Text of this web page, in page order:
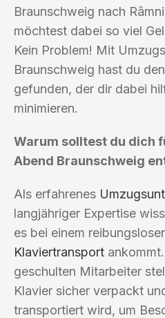
Braunschweig nach
möchtest dabei so viel
Kein Problem! Mit
Braunschweig hast du
gefunden, der dir dabei
minimieren.
Warum solltest du dich
Abend Braunschweig
Als erfahrenes
langjähriger Expertise
es bei einem
Klaviertransport
geschulten Mitarbeiter
Klavier sicher verpackt
transportiert wird, um